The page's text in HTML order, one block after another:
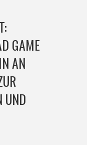
GAME
AN
UND